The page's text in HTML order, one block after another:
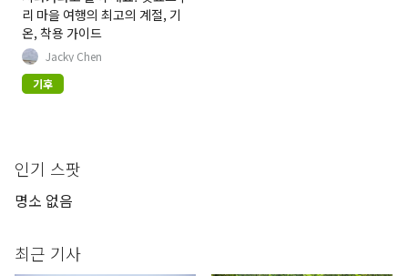
리 마을 여행의 최고의 계절, 기
온, 착용 가이드
Jacky Chen
기후
인기 스팟
명소 없음
최근 기사